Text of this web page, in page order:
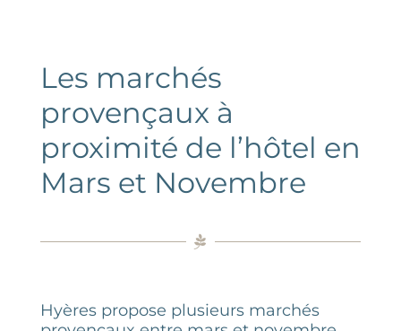
GROUPES
Les marchés
provençaux à
proximité de l’hôtel en
Mars et Novembre
Hyères propose plusieurs marchés